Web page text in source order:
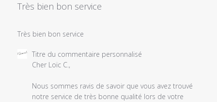
Très bien bon service
Très bien bon service
Commentaires
magasin
Titre du commentaire personnalisé
Cher Loïc C.,
Nous sommes ravis de savoir que vous avez trouvé
notre service de très bonne qualité lors de votre